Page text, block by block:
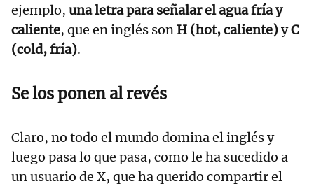
ejemplo, una letra para señalar el agua fría y
caliente, que en inglés son H (hot, caliente)yC
(cold, fría).
Se los ponen al revés
Claro, no todo el mundo domina el inglés y
luego pasa lo que pasa, como le ha sucedido a
un usuario de X, que ha querido compartir el